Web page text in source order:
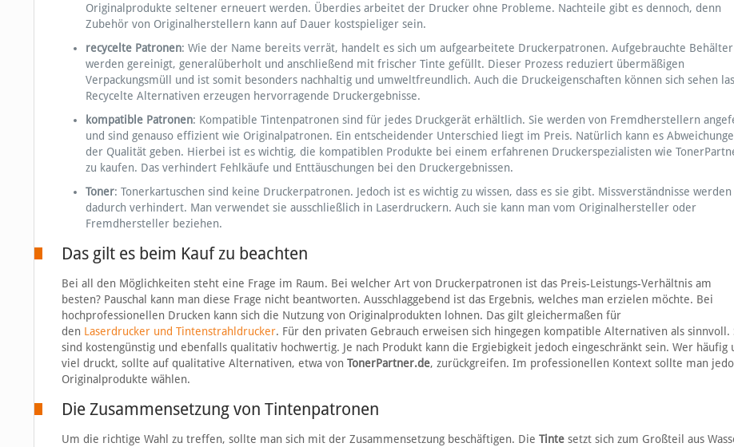
Originalprodukte seltener erneuert werden. Überdies arbeitet der Drucker ohne Probleme. Nachteile gibt es dennoch, denn
Zubehör von Originalherstellern kann auf Dauer kostspieliger sein.
recycelte Patronen: Wie der Name bereits verrät, handelt es sich um aufgearbeitete Druckerpatronen. Aufgebrauchte Behälter
werden gereinigt, generalüberholt und anschließend mit frischer Tinte gefüllt. Dieser Prozess reduziert übermäßigen
Verpackungsmüll und ist somit besonders nachhaltig und umweltfreundlich. Auch die Druckeigenschaften können sich sehen
Recycelte Alternativen erzeugen hervorragende Druckergebnisse.
kompatible Patronen: Kompatible Tintenpatronen sind für jedes Druckgerät erhältlich. Sie werden von Fremdherstellern
und sind genauso effizient wie Originalpatronen. Ein entscheidender Unterschied liegt im Preis. Natürlich kann es
der Qualität geben. Hierbei ist es wichtig, die kompatiblen Produkte bei einem erfahrenen Druckerspezialisten wie
zu kaufen. Das verhindert Fehlkäufe und Enttäuschungen bei den Druckergebnissen.
Toner: Tonerkartuschen sind keine Druckerpatronen. Jedoch ist es wichtig zu wissen, dass es sie gibt. Missverständnisse werden
dadurch verhindert. Man verwendet sie ausschließlich in Laserdruckern. Auch sie kann man vom Originalhersteller oder
Fremdhersteller beziehen.
Das gilt es beim Kauf zu beachten
Bei all den Möglichkeiten steht eine Frage im Raum. Bei welcher Art von Druckerpatronen ist das Preis-Leistungs-Verhältnis am
besten? Pauschal kann man diese Frage nicht beantworten. Ausschlaggebend ist das Ergebnis, welches man erzielen möchte. Bei
hochprofessionellen Drucken kann sich die Nutzung von Originalprodukten lohnen. Das gilt gleichermaßen für
den Laserdrucker und Tintenstrahldrucker. Für den privaten Gebrauch erweisen sich hingegen kompatible Alternativen als sinnvoll.
sind kostengünstig und ebenfalls qualitativ hochwertig. Je nach Produkt kann die Ergiebigkeit jedoch eingeschränkt sein. Wer häufig
viel druckt, sollte auf qualitative Alternativen, etwa von TonerPartner.de, zurückgreifen. Im professionellen Kontext sollte man
Originalprodukte wählen.
Die Zusammensetzung von Tintenpatronen
Um die richtige Wahl zu treffen, sollte man sich mit der Zusammensetzung beschäftigen. Die Tintesetzt sich zum Großteil aus